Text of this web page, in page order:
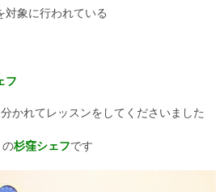
対象に行われている
フ
かれてレッスンをしてくださいました
の杉窪シェフです